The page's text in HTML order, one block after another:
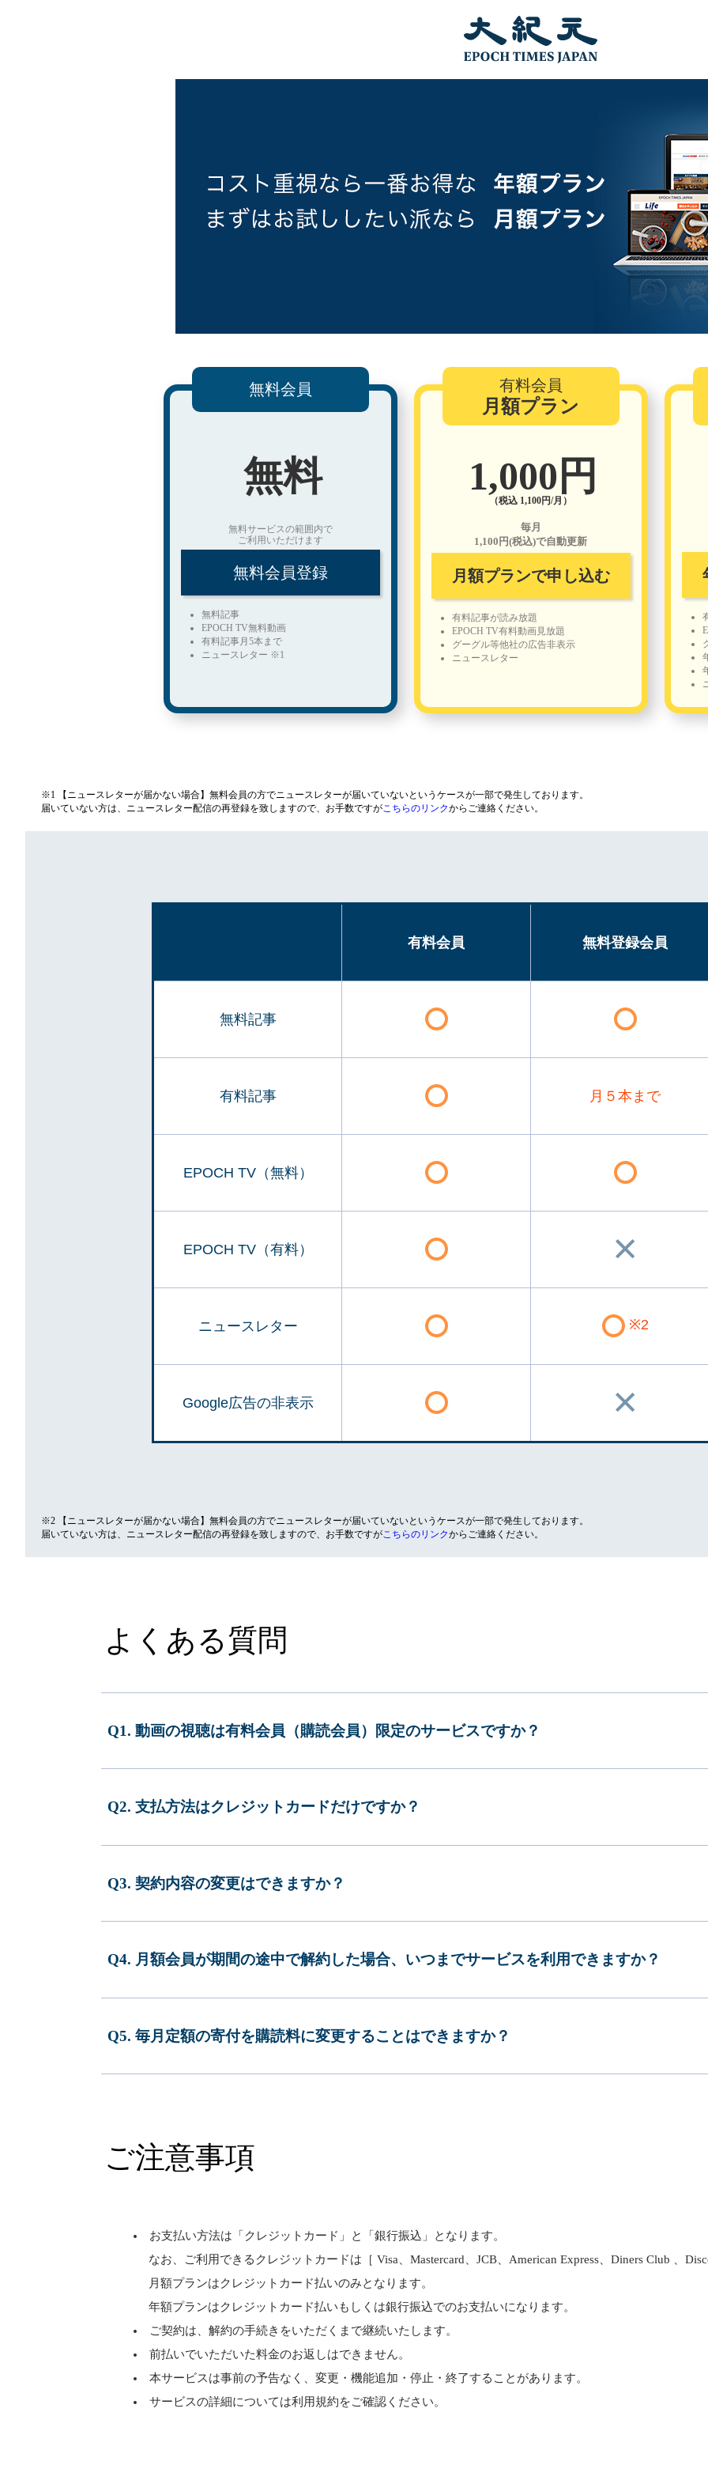
無料会員
無料
無料サービスの範囲内で
ご利用いただけます
無料会員登録
無料記事
EPOCH TV無料動画
有料記事月5本まで
ニュースレター ※1
有料会員
月額プラン
1,000円
（税込 1,100円/月）
毎月
1,100円(税込)で自動更新
月額プランで申し込む
有料記事が読み放題
EPOCH TV有料動画見放題
グーグル等他社の広告非表示
ニュースレター
※1 【ニュースレターが届かない場合】無料会員の方でニュースレターが届いていないというケースが一部で発生しております。
届いていない方は、ニュースレター配信の再登録を致しますので、お手数ですがこちらのリンクからご連絡ください。
有料会員 無料登録会員
無料記事
有料記事 月５本まで
EPOCH TV（無料）
EPOCH TV（有料）
ニュースレター ※2
Google広告の非表示
※2 【ニュースレターが届かない場合】無料会員の方でニュースレターが届いていないというケースが一部で発生しております。
届いていない方は、ニュースレター配信の再登録を致しますので、お手数ですがこちらのリンクからご連絡ください。
よくある質問
Q1. 動画の視聴は有料会員（購読会員）限定のサービスですか？
Q2. 支払方法はクレジットカードだけですか？
Q3. 契約内容の変更はできますか？
Q4. 月額会員が期間の途中で解約した場合、いつまでサービスを利用できますか？
Q5. 毎月定額の寄付を購読料に変更することはできますか？
ご注意事項
お支払い方法は「クレジットカード」と「銀行振込」となります。
なお、ご利用できるクレジットカードは［ Visa、Mastercard、JCB、American Express、Diners Club 、
月額プランはクレジットカード払いのみとなります。
年額プランはクレジットカード払いもしくは銀行振込でのお支払いになります。
ご契約は、解約の手続きをいただくまで継続いたします。
前払いでいただいた料金のお返しはできません。
本サービスは事前の予告なく、変更・機能追加・停止・終了することがあります。
サービスの詳細については利用規約をご確認ください。